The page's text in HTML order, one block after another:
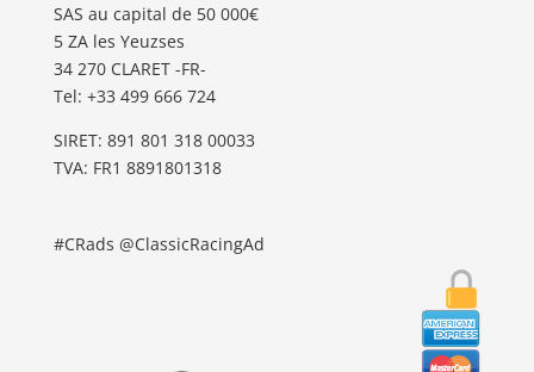
SAS au capital de 50 000€
5 ZA les Yeuzses
34 270 CLARET -FR-
Tel: ‭+33 499 666 724‬
SIRET: 891 801 318 00033
TVA: FR1 8891801318
#CRads @ClassicRacingAd